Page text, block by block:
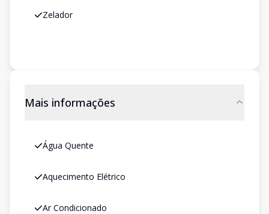
Zelador
Mais informações
Água Quente
Aquecimento Elétrico
Ar Condicionado